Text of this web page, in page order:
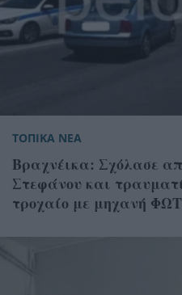
ΤΟΠΙΚΑ ΝΕΑ
Βραχνέικα: Σχόλασε
Στεφάνου και
τροχαίο με μηχανή